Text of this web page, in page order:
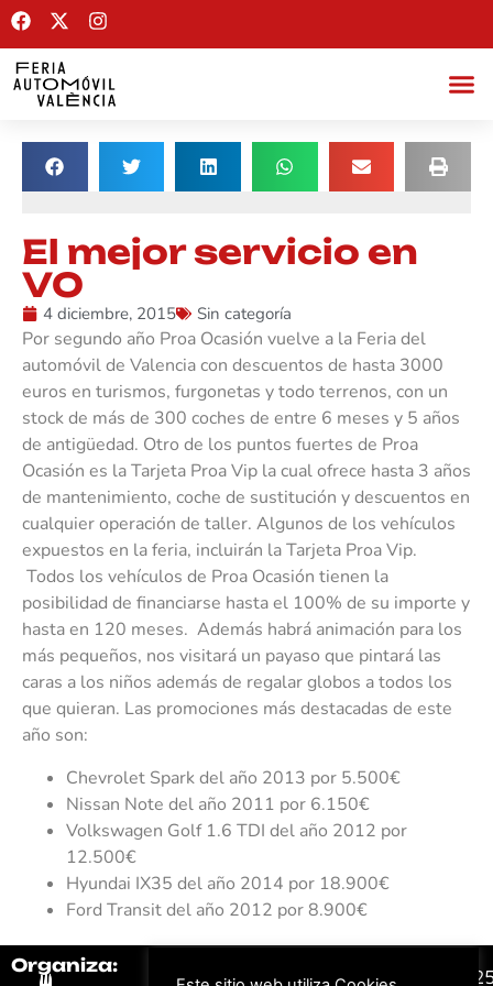
El mejor servicio en
VO
4 diciembre, 2015 Sin categoría
Por segundo año Proa Ocasión vuelve a la Feria del
automóvil de Valencia con descuentos de hasta 3000
euros en turismos, furgonetas y todo terrenos, con un
stock de más de 300 coches de entre 6 meses y 5 años
de antigüedad. Otro de los puntos fuertes de Proa
Ocasión es la Tarjeta Proa Vip la cual ofrece hasta 3 años
de mantenimiento, coche de sustitución y descuentos en
cualquier operación de taller. Algunos de los vehículos
expuestos en la feria, incluirán la Tarjeta Proa Vip.
Todos los vehículos de Proa Ocasión tienen la
posibilidad de financiarse hasta el 100% de su importe y
hasta en 120 meses. Además habrá animación para los
más pequeños, nos visitará un payaso que pintará las
caras a los niños además de regalar globos a todos los
que quieran. Las promociones más destacadas de este
año son:
Chevrolet Spark del año 2013 por 5.500€
Nissan Note del año 2011 por 6.150€
Volkswagen Golf 1.6 TDI del año 2012 por
12.500€
Hyundai IX35 del año 2014 por 18.900€
Ford Transit del año 2012 por 8.900€
Organiza: